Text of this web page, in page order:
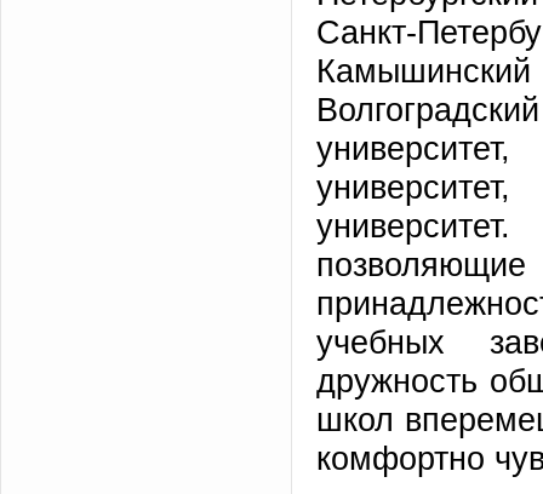
Санкт-
учебных
дружность
школ
комфортно